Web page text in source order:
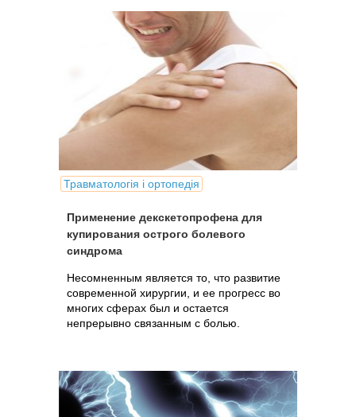
Травматологія і ортопедія
Применение декскетопрофена для
купирования острого болевого
синдрома
Несомненным является то, что развитие
современной хирургии, и ее прогресс во
многих сферах был и остается
непрерывно связанным с болью.